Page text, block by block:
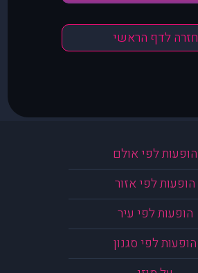
חזרה לדף הראשי
הופעות לפי אולם
הופעות לפי אזור
הופעות לפי עיר
הופעות לפי סגנון